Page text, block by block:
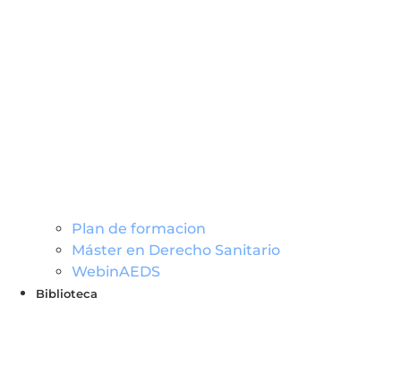
Plan de formacion
Máster en Derecho Sanitario
WebinAEDS
Biblioteca